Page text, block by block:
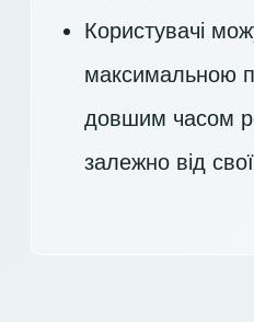
Користувачі
максимальною
довшим часом
залежно від